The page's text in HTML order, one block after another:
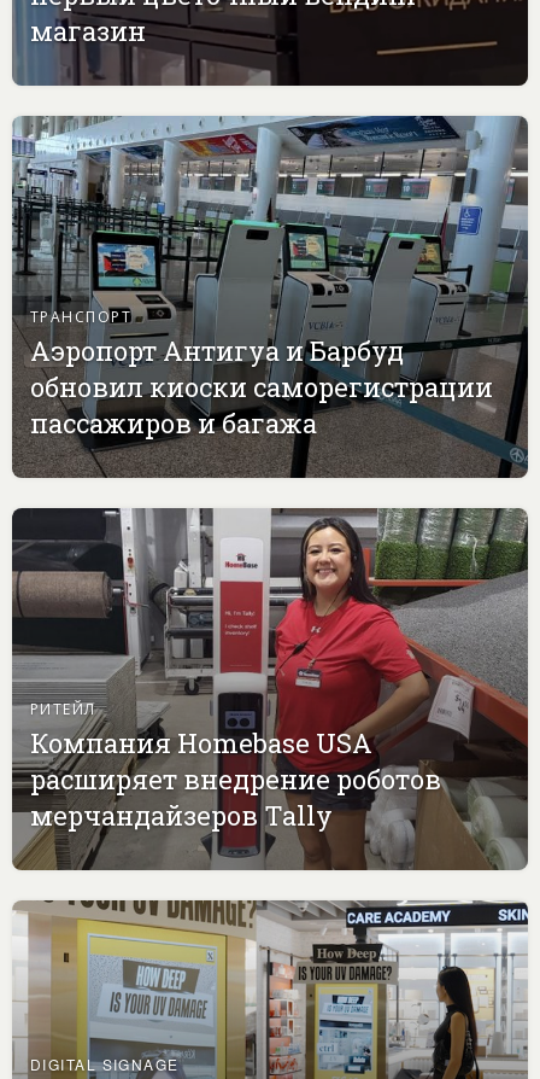
магазин
ТРАНСПОРТ
Аэропорт Антигуа и Барбуд
обновил киоски саморегистрации
пассажиров и багажа
РИТЕЙЛ
Компания Homebase USA
расширяет внедрение роботов
мерчандайзеров Tally
DIGITAL SIGNAGE